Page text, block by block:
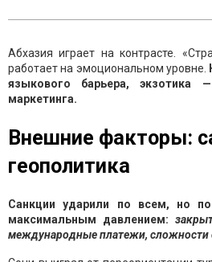
Абхазия играет на контрасте.
работает на эмоциональном уровне.
языкового барьера, экзотика
маркетинга.
Внешние факторы:
геополитика
Санкции ударили по всем, но
максимальным давлением:
международные платежи, сложности